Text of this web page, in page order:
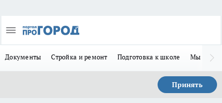
Документы Стройка и ремонт Подготовка к школе Мы в MAX
Принять